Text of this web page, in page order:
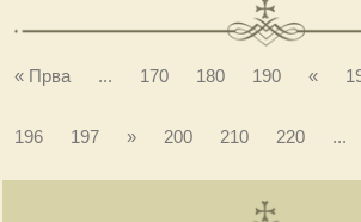
« Прва ... 170 180 190 «
196
197 » 200 210 220 ...